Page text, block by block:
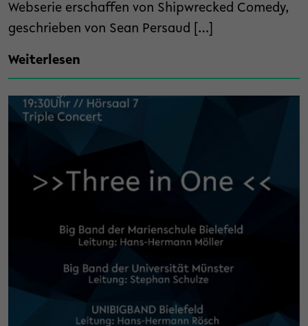
Webserie erschaffen von Shipwrecked Comedy,
geschrieben von Sean Persaud […]
Weiterlesen